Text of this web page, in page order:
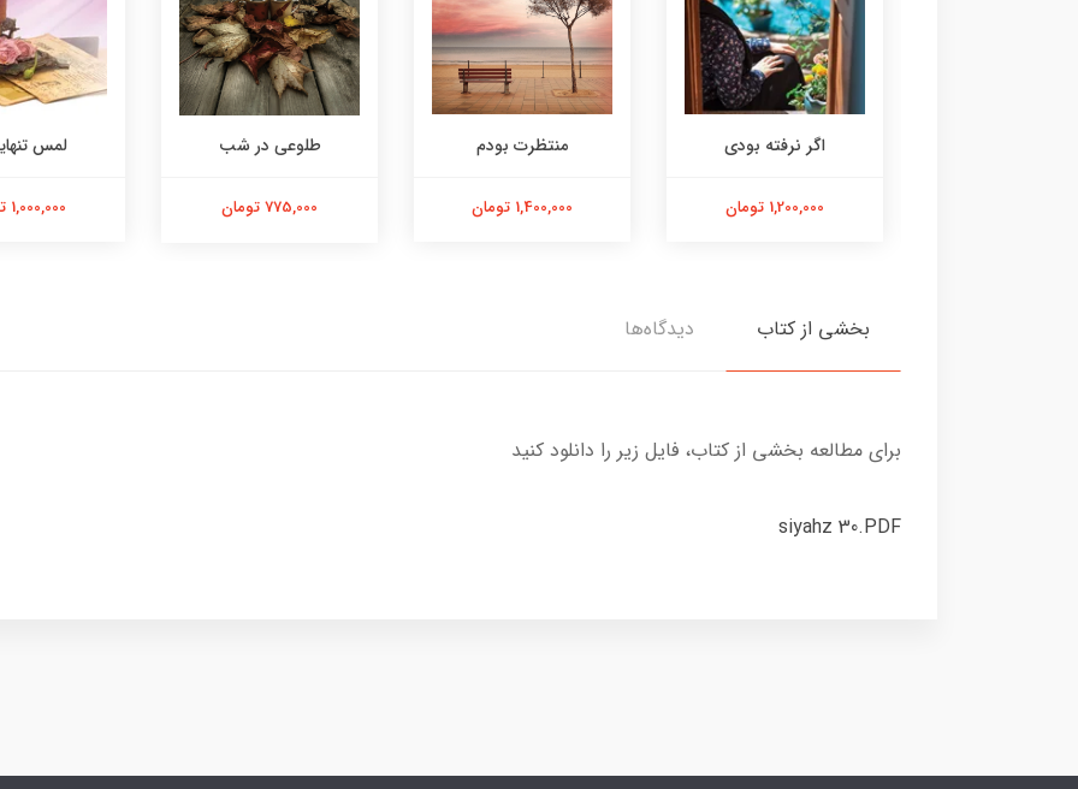
اگر نرفته بودی
1,200,000 تومان
منتظرت بودم
1,400,000 تومان
طلوعی در شب
775,000 تومان
لمس
1,000,000 تومان
بخشی از کتاب دیدگاه‌ها
برای مطالعه بخشی از کتاب، فایل زیر را دانلود کنید
siyahz 30.PDF